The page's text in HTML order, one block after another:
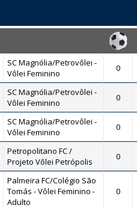
SC Magnólia/Petrovôlei -
Vôlei Feminino
0
SC Magnólia/Petrovôlei -
Vôlei Feminino
0
SC Magnólia/Petrovôlei -
Vôlei Feminino
0
Petropolitano FC /
Projeto Vôlei Petrópolis
0
Palmeira FC/Colégio São
Tomás - Vôlei Feminino -
Adulto
0